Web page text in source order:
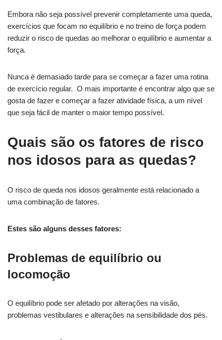
Embora não seja possível prevenir completamente uma queda,
exercícios que focam no equilíbrio e no treino de força podem
reduzir o risco de quedas ao melhorar o equilíbrio e aumentar a
força.
Nunca é demasiado tarde para se começar a fazer uma rotina
de exercício regular. O mais importante é encontrar algo que se
gosta de fazer e começar a fazer atividade física, a um nível
que seja fácil de manter o maior tempo possível.
Quais são os fatores de risco
nos idosos para as quedas?
O risco de queda nos idosos geralmente está relacionado a
uma combinação de fatores.
Estes são alguns desses fatores:
Problemas de equilíbrio ou
locomoção
O equilíbrio pode ser afetado por alterações na visão,
problemas vestibulares e alterações na sensibilidade dos pés.